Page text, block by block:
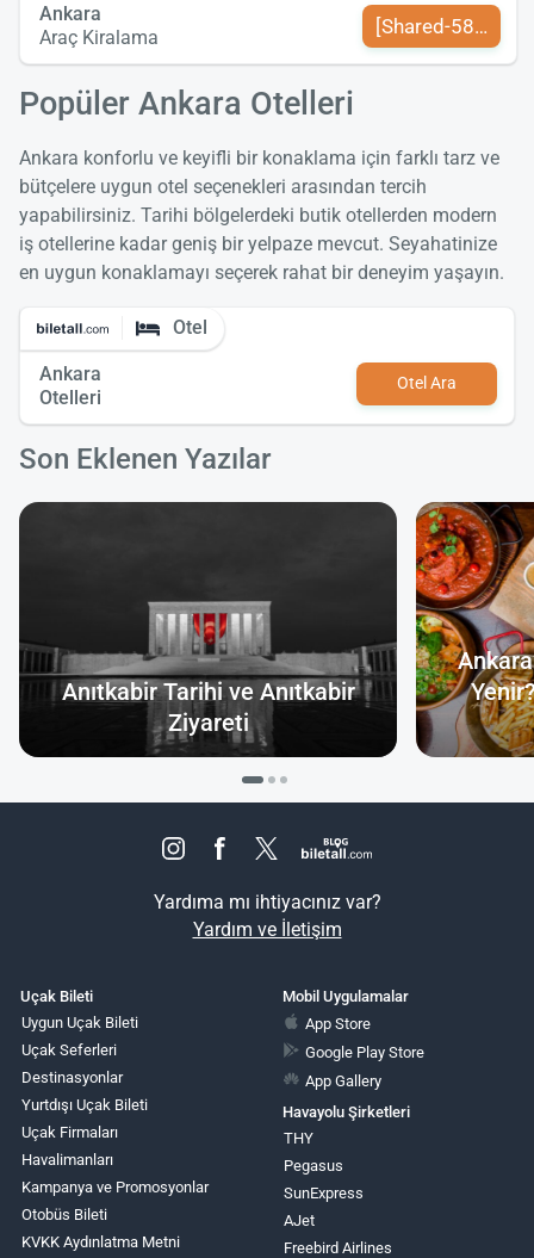
Ankara
Araç Kiralama
[Shared-589-tr-
Popüler Ankara Otelleri
Ankara konforlu ve keyifli bir konaklama için farklı tarz ve
bütçelere uygun otel seçenekleri arasından tercih
yapabilirsiniz. Tarihi bölgelerdeki butik otellerden modern
iş otellerine kadar geniş bir yelpaze mevcut. Seyahatinize
en uygun konaklamayı seçerek rahat bir deneyim yaşayın.
Otel
Ankara
Otelleri
Otel Ara
Son Eklenen Yazılar
Anıtkabir Tarihi ve Anıtkabir
Ziyareti
Yardıma mı ihtiyacınız var?
Yardım ve İletişim
Uçak Bileti
Uygun Uçak Bileti
Uçak Seferleri
Destinasyonlar
Yurtdışı Uçak Bileti
Uçak Firmaları
Havalimanları
Kampanya ve Promosyonlar
Otobüs Bileti
KVKK Aydınlatma Metni
Mobil Uygulamalar
App Store
Google Play Store
App Gallery
Havayolu Şirketleri
THY
Pegasus
SunExpress
AJet
Freebird Airlines